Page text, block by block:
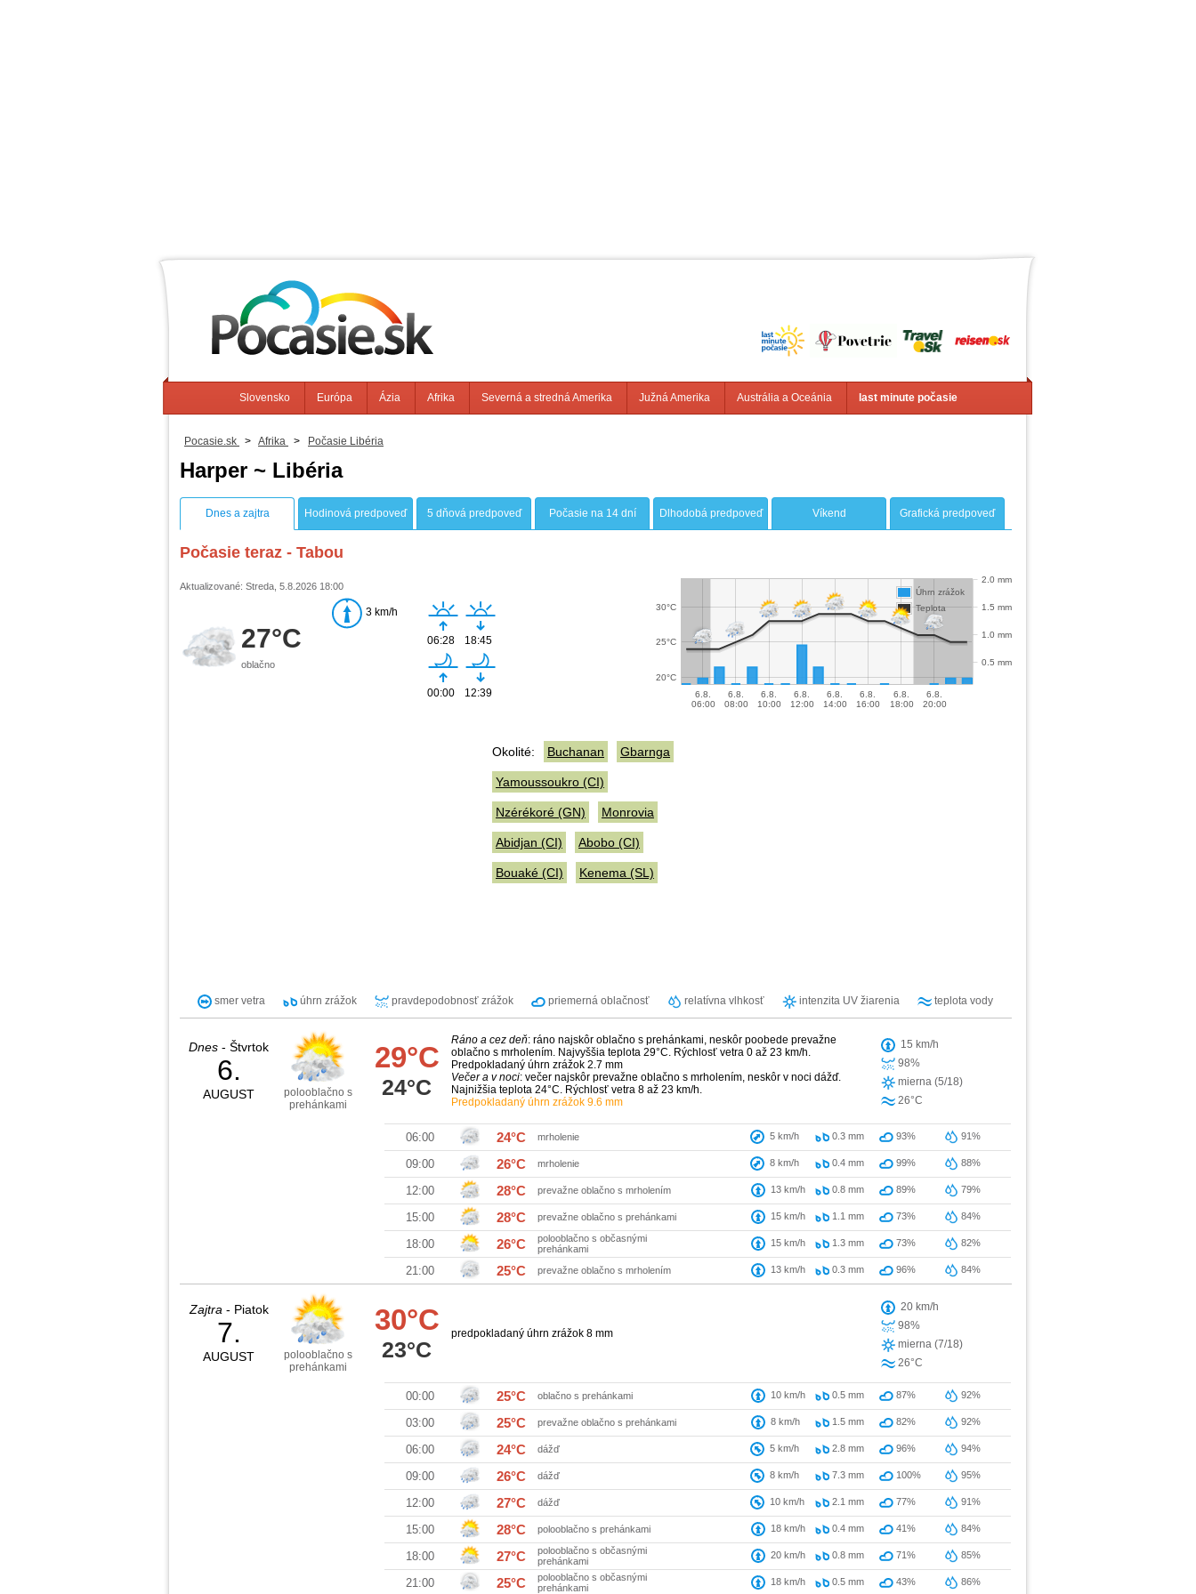
Slovensko Európa Ázia Afrika Severná a stredná Amerika Južná Amerika Austrália a Oceánia last minute počasie
Pocasie.sk > Afrika > Počasie Libéria
Harper ~ Libéria
Dnes a zajtra Hodinová predpoveď 5 dňová predpoveď Počasie na 14 dní Dlhodobá predpoveď Víkend Grafická predpoveď
Počasie teraz - Tabou
6.8.
06:00
6.8.
08:00
6.8.
10:00
6.8.
12:00
6.8.
14:00
6.8.
16:00
6.8.
18:00
6.8.
20:00
20°C
25°C
30°C
0.5 mm
1.0 mm
1.5 mm
2.0 mm
Úhrn zrážok
Teplota
Aktualizované: Streda, 5.8.2026 18:00
27°C
oblačno
3 km/h
06:28 18:45
00:00 12:39
Okolité: Buchanan Gbarnga
Yamoussoukro (CI)
Nzérékoré (GN) Monrovia
Abidjan (CI) Abobo (CI)
Bouaké (CI) Kenema (SL)
smer vetra úhrn zrážok pravdepodobnosť zrážok priemerná oblačnosť relatívna vlhkosť intenzita UV žiarenia teplota vody
Dnes - Štvrtok
6.
AUGUST
polooblačno s
prehánkami
29°C
24°C
Ráno a cez deň: ráno najskôr oblačno s prehánkami, neskôr poobede prevažne
oblačno s mrholením. Najvyššia teplota 29°C. Rýchlosť vetra 0 až 23 km/h.
Predpokladaný úhrn zrážok 2.7 mm
Večer a v noci: večer najskôr prevažne oblačno s mrholením, neskôr v noci dážď.
Najnižšia teplota 24°C. Rýchlosť vetra 8 až 23 km/h.
Predpokladaný úhrn zrážok 9.6 mm
15 km/h
98%
mierna (5/18)
26°C
06:00 24°C mrholenie 5 km/h 0.3 mm 93% 91%
09:00 26°C mrholenie 8 km/h 0.4 mm 99% 88%
12:00 28°C prevažne oblačno s mrholením 13 km/h 0.8 mm 89% 79%
15:00 28°C prevažne oblačno s prehánkami 15 km/h 1.1 mm 73% 84%
18:00 26°C
polooblačno s občasnými
prehánkami
15 km/h 1.3 mm 73% 82%
21:00 25°C prevažne oblačno s mrholením 13 km/h 0.3 mm 96% 84%
Zajtra - Piatok
7.
AUGUST
polooblačno s
prehánkami
30°C
23°C
predpokladaný úhrn zrážok 8 mm
20 km/h
98%
mierna (7/18)
26°C
00:00 25°C oblačno s prehánkami 10 km/h 0.5 mm 87% 92%
03:00 25°C prevažne oblačno s prehánkami 8 km/h 1.5 mm 82% 92%
06:00 24°C dážď 5 km/h 2.8 mm 96% 94%
09:00 26°C dážď 8 km/h 7.3 mm 100% 95%
12:00 27°C dážď 10 km/h 2.1 mm 77% 91%
15:00 28°C polooblačno s prehánkami 18 km/h 0.4 mm 41% 84%
18:00 27°C
polooblačno s občasnými
prehánkami
20 km/h 0.8 mm 71% 85%
21:00 25°C
polooblačno s občasnými
prehánkami
18 km/h 0.5 mm 43% 86%